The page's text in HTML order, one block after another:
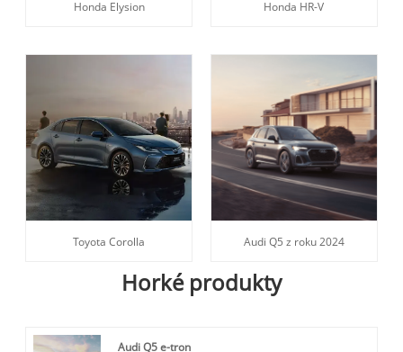
Honda Elysion Honda HR-V
Toyota Corolla Audi Q5 z roku 2024
Horké produkty
Audi Q5 e-tron